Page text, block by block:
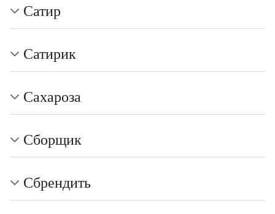
Сатир
Сатирик
Сахароза
Сборщик
Сбрендить